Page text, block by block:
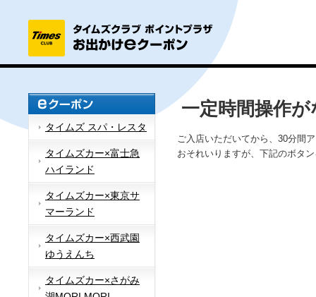
タイムズ スパ・レスタ
タイムズカー×富士急
ハイランド
タイムズカー×東京サ
マーランド
タイムズカー×西武園
ゆうえんち
タイムズカー×さがみ
一定時間操作
ご入店いただいてから、30分間
おそれいりますが、下記のボタ